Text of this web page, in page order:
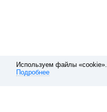
Используем файлы «cookie».
Подробнее